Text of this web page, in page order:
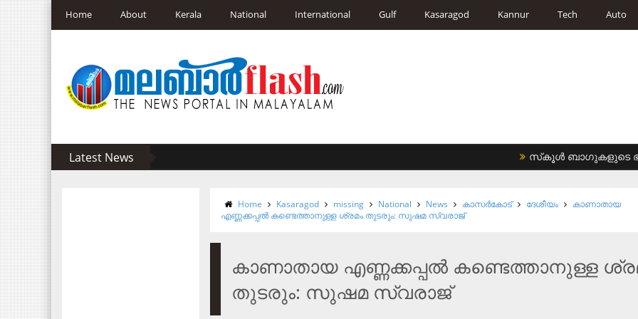
Home About Kerala National International Gulf Kasaragod Kannur Tech Auto
Latest News സ്‌കൂള്‍ ബാഗുകളുടെ ഭാരം
Home Kasaragod missing National News കാസര്‍കോട് ദേശീയം
കാണാതായ
എണ്ണക്കപ്പല്‍ കണ്ടെത്താനുള്ള ശ്രമം തുടരും: സുഷമ സ്വരാജ്‌
കാണാതായ എണ്ണക്കപ്പല്‍ കണ്ടെത്താനുള്ള
തുടരും: സുഷമ സ്വരാജ്‌